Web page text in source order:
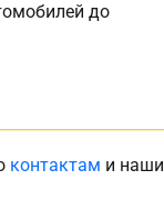
до
контактам и наши